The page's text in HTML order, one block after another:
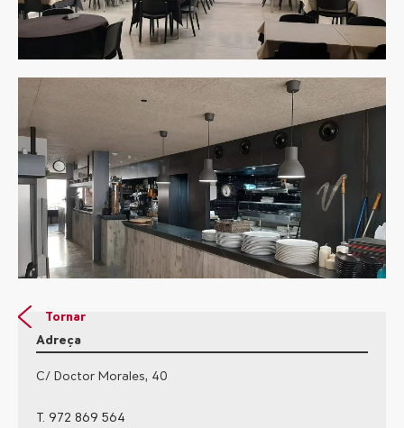
Tornar
Adreça
C/ Doctor Morales, 40
T. 972 869 564